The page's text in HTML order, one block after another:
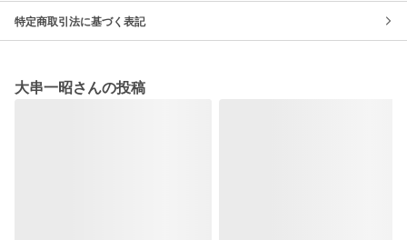
特定商取引法に基づく表記
大串一昭さんの投稿